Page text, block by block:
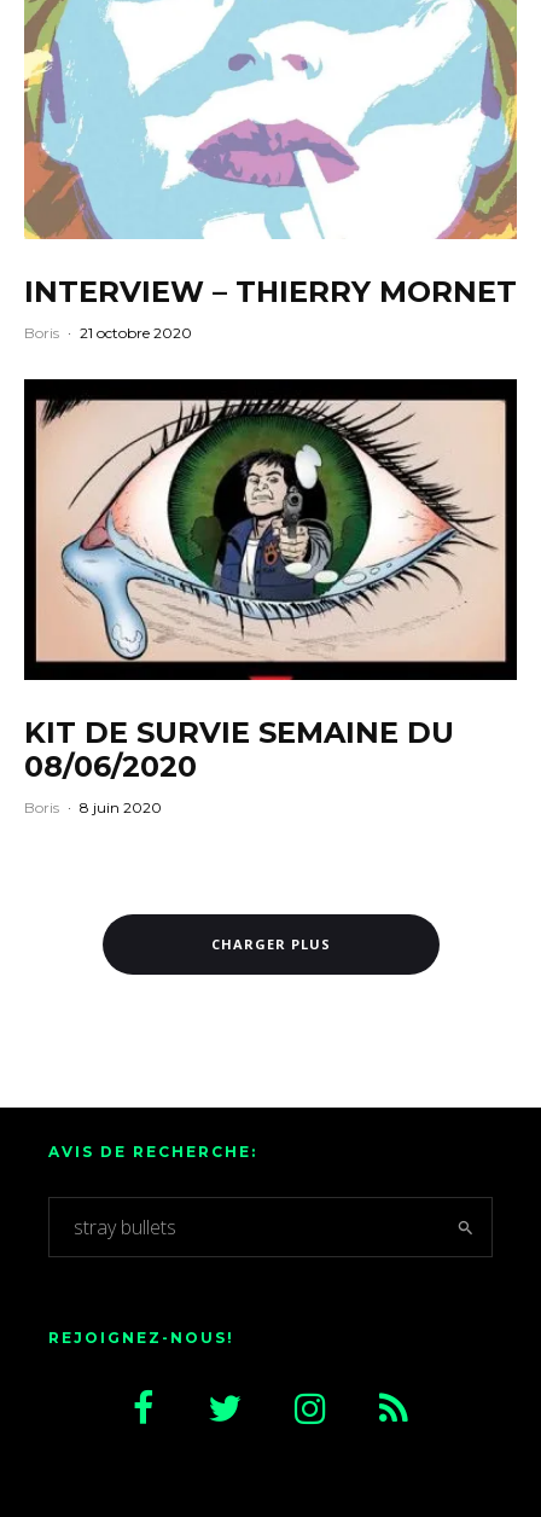
INTERVIEW – THIERRY MORNET
Boris · 21 octobre 2020
KIT DE SURVIE SEMAINE DU
08/06/2020
Boris · 8 juin 2020
CHARGER PLUS
AVIS DE RECHERCHE:
REJOIGNEZ-NOUS!